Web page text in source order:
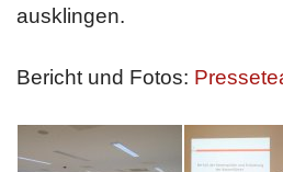
ausklingen.
Bericht und Fotos: